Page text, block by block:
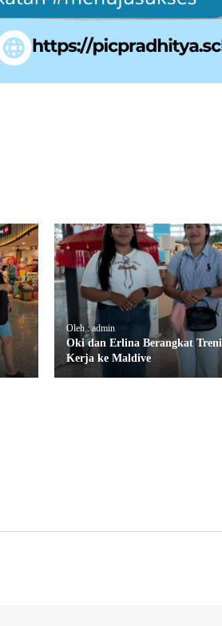
Oleh : admin
Oki dan Erlina Berangkat
Kerja ke Maldive